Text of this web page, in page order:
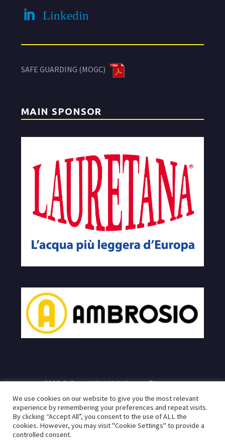
Linkedin
SAFE GUARDING (MOGC)
MAIN SPONSOR
2023 © Copyrights Velodromo Francone
Sito realizzato da:Infogeneration.iteProgredit.it|Privacy
Policy
We use cookies on our website to give you the most relevant
experience by remembering your preferences and repeat visits.
By clicking “Accept All”, you consent to the use of ALL the
cookies. However, you may visit "Cookie Settings" to provide a
controlled consent.